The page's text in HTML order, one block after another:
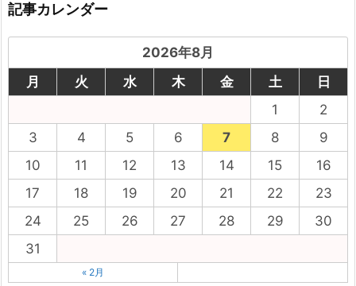
記事カレンダー
2026年8月
月
火 水 木 金 土
日
1
2
3
4 5 6 7 8
9
10
11 12 13 14 15
16
17
18 19 20 21 22
23
24
25 26 27 28 29
30
31
« 2月